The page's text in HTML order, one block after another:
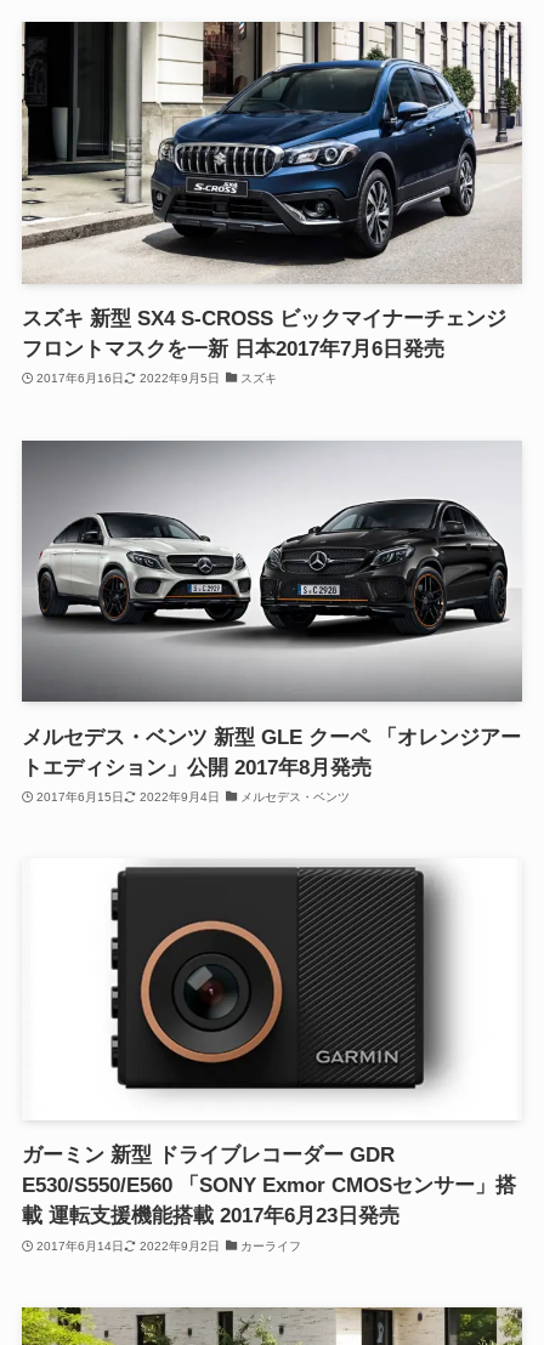
スズキ 新型 SX4 S-CROSS ビックマイナーチェンジ
フロントマスクを一新 日本2017年7月6日発売
2017年6月16日 2022年9月5日 スズキ
メルセデス・ベンツ 新型 GLE クーペ 「オレンジアー
トエディション」公開 2017年8月発売
2017年6月15日 2022年9月4日 メルセデス・ベンツ
ガーミン 新型 ドライブレコーダー GDR
E530/S550/E560 「SONY Exmor CMOSセンサー」搭
載 運転支援機能搭載 2017年6月23日発売
2017年6月14日 2022年9月2日 カーライフ